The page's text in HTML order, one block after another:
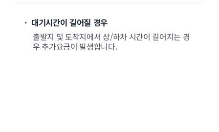
· 대기시간이 길어질 경우
출발지 및 도착지에서 상/하차 시간이 길어지는 경
우 추가요금이 발생합니다.